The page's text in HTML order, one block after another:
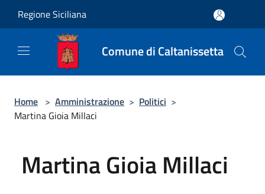
Regione Siciliana
Comune di Caltanissetta
Home > Amministrazione > Politici >
Martina Gioia Millaci
Martina Gioia Millaci